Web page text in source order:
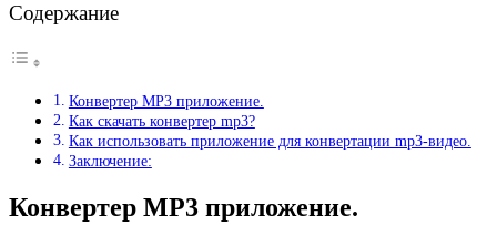
Содержание
Конвертер MP3 приложение.
Как скачать конвертер mp3?
Как использовать приложение для конвертации mp3-видео.
Заключение:
Конвертер MP3 приложение.